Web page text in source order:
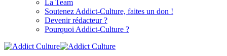
La Team
Soutenez Addict-Culture, faites un don !
Devenir rédacteur ?
Pourquoi Addict-Culture ?